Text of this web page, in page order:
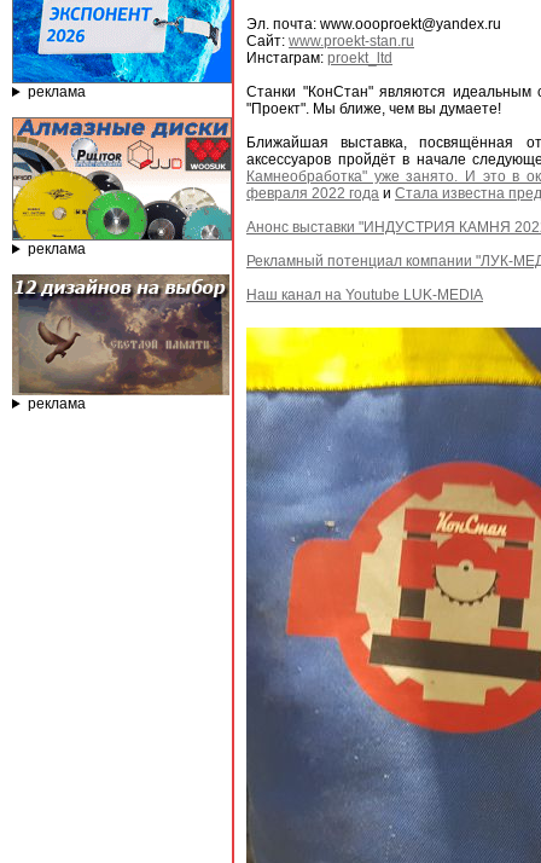
реклама
реклама
реклама
Эл. почта: www.oooproekt@yandex.ru
Сайт: www.proekt-stan.ru
Инстаграм: proekt_ltd
Станки "КонСтан" являются идеальным
"Проект". Мы ближе, чем вы думаете!
Ближайшая выставка, посвящённая
аксессуаров пройдёт в начале
Камнеобработка" уже занято. И это в
февраля 2022 года и Стала известна
Анонс выставки "ИНДУСТРИЯ КАМНЯ
Рекламный потенциал компании "ЛУК-
Наш канал на Youtube LUK-MEDIA